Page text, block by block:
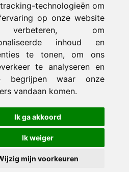
technologieën om
op onze website
om
inhoud en
te tonen, om ons
te analyseren en
begrijpen waar onze
vandaan komen.
Ik ga akkoord
Ik weiger
mijn voorkeuren
G5 Premium draagtas
voor de Cardiac Science Powerheart G5
Deze tas is zeer lichtgewicht en heeft
kun je de AED altijd goed zien,
Powerheart G5 ook een set elektroden
aan een scheermesje, kledingschaar,
en/of kiss of life. De G5 AED,
standaard inbegrepen bij aankoop van